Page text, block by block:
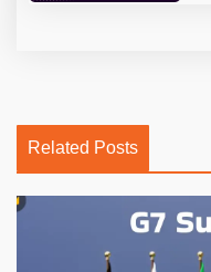
Related Posts